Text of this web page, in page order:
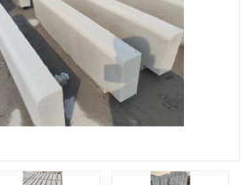
盲道砖
pc仿石砖